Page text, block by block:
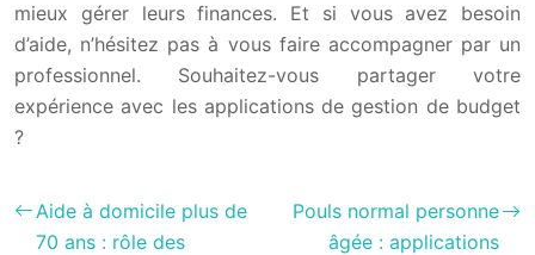
mieux gérer leurs finances. Et si vous avez besoin
d’aide, n’hésitez pas à vous faire accompagner par un
professionnel. Souhaitez-vous partager votre
expérience avec les applications de gestion de budget
?
Aide à domicile plus de
70 ans : rôle des
Pouls normal personne
âgée : applications